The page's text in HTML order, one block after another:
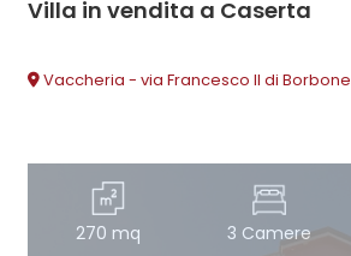
Villa in vendita a Caserta
Vaccheria - via Francesco II di Borbone
270 mq 3 Camere